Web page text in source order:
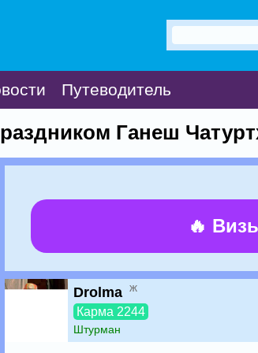
Путеводитель
Ганеш
🔥
Drolma ж
Карма 2244
Штурман